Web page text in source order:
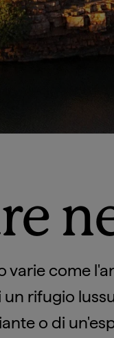
varie come
rifugio
o di